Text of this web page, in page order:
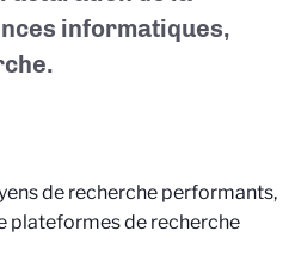
informatiques,
de recherche performants,
plateformes de recherche